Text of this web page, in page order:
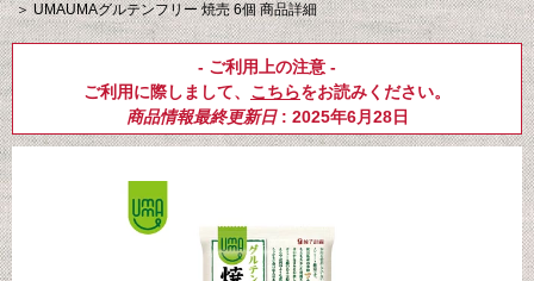
＞UMAUMAグルテンフリー 焼売 6個 商品詳細
- ご利用上の注意 -
ご利用に際しまして、 こちらをお読みください。
商品情報最終更新日: 2025年6月28日